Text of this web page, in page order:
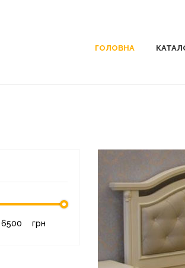
ГОЛОВНА
грн